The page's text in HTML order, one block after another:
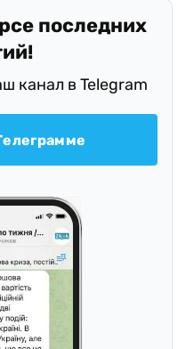
последних
канал в Telegram